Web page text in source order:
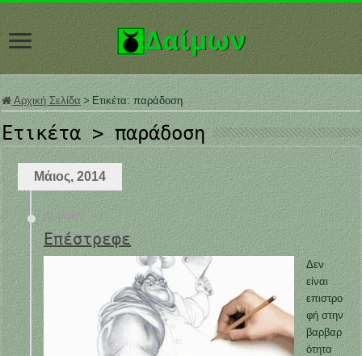
Αρχική Σελίδα > Ετικέτα:παράδοση
Ετικέτα >παράδοση
Μάιος, 2014
21 Μαΐου
Επέστρεφε
Δεν
είναι
επιστρο
φή στην
βαρβαρ
ότητα